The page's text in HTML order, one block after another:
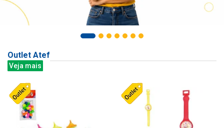
Outlet Atef
Veja mais